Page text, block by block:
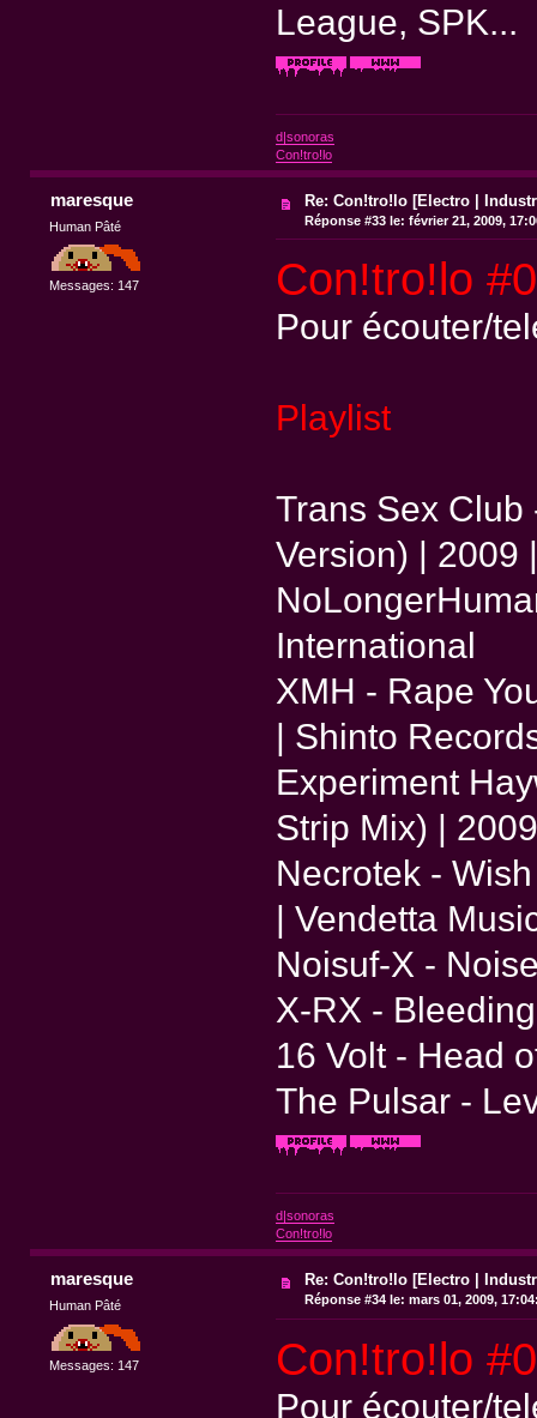
League, SPK...
d|sonoras
Con!tro!lo
maresque
Human Pâté
Messages: 147
Re: Con!tro!lo [Electro |
Réponse #33 le: février 21, 2009,
Con!tro!lo
Pour écouter/
Playlist
Trans Sex
Version) | 2009
International
XMH - Rape
| Shinto
Experiment
Strip Mix) |
Necrotek -
| Vendetta
Noisuf-X -
X-RX -
16 Volt - Head
The Pulsar -
d|sonoras
Con!tro!lo
maresque
Human Pâté
Messages: 147
Re: Con!tro!lo [Electro |
Réponse #34 le: mars 01, 2009,
Con!tro!lo
Pour écouter/